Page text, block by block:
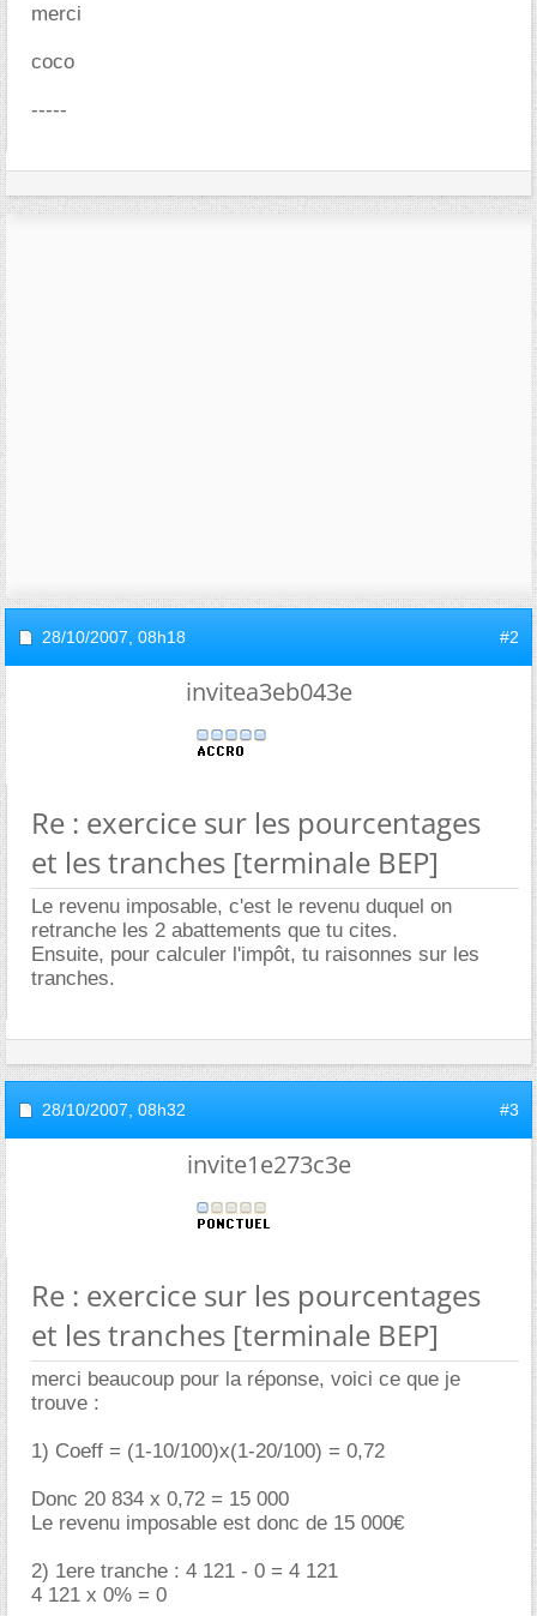
merci
coco
-----
28/10/2007, 08h18 #2
invitea3eb043e
Re : exercice sur les pourcentages
et les tranches [terminale BEP]
Le revenu imposable, c'est le revenu duquel on
retranche les 2 abattements que tu cites.
Ensuite, pour calculer l'impôt, tu raisonnes sur les
tranches.
28/10/2007, 08h32 #3
invite1e273c3e
Re : exercice sur les pourcentages
et les tranches [terminale BEP]
merci beaucoup pour la réponse, voici ce que je
trouve :
1) Coeff = (1-10/100)x(1-20/100) = 0,72
Donc 20 834 x 0,72 = 15 000
Le revenu imposable est donc de 15 000
2) 1ere tranche : 4 121 - 0 = 4 121
4 121 x 0% = 0